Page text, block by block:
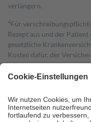
verlängern.
4Für
Rezept aus und der
gesetzliche
Kosten dafür, der
mit.
Grundsätzlich leisten
höchstens zehn Euro.
Es
Kosten der Leistung zu
Diese Regeln gelten